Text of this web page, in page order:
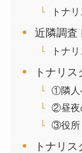
トナ
近隣調査
トナ
トナリ
①隣人
②昼夜
③役所
トナリ